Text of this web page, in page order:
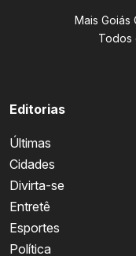
Mais Goiás
Todos
Editorias
Últimas
Cidades
Divirta-se
Entretê
Esportes
Política